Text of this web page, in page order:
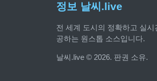
정보 날씨.live
전 세계 도시의 정확하고 실시
공하는 원스톱 소스입니다.
날씨.live © 2026. 판권 소유.